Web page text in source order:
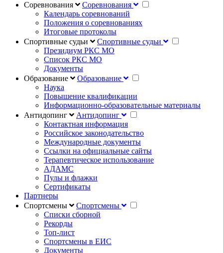
Соревнования
Соревнования
Календарь соревнований
Положения о соревнованиях
Итоговые протоколы
Спортивные судьи
Спортивные судьи
Президиум РКС МО
Список РКС МО
Документы
Образование
Образование
Наука
Повышение квалификации
Информационно-образовательные материалы
Антидопинг
Антидопинг
Контактная информация
Российское законодательство
Международные документы
Ссылки на официальные сайты
Терапевтическое использование
АДАМС
Пулы и флажки
Сертификаты
Партнеры
Спортсмены
Спортсмены
Списки сборной
Рекорды
Топ-лист
Спортсмены в ЕИС
Документы